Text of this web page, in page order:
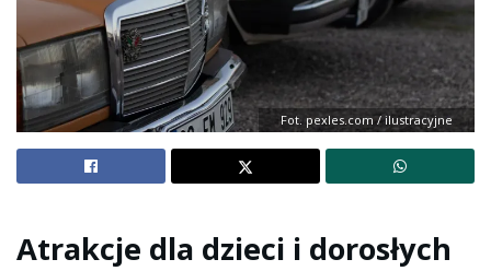
Fot. pexles.com / ilustracyjne
Atrakcje dla dzieci i dorosłych